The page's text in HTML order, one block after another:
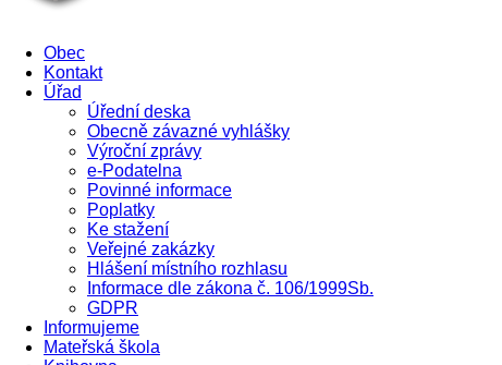
Obec
Kontakt
Úřad
Úřední deska
Obecně závazné vyhlášky
Výroční zprávy
e-Podatelna
Povinné informace
Poplatky
Ke stažení
Veřejné zakázky
Hlášení místního rozhlasu
Informace dle zákona č. 106/1999Sb.
GDPR
Informujeme
Mateřská škola